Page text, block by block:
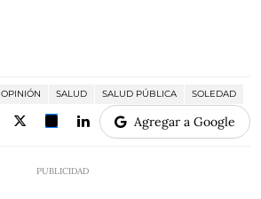
OPINIÓN SALUD SALUD PÚBLICA SOLEDAD
Agregar a Google